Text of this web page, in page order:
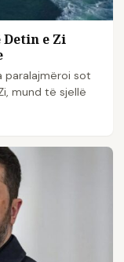
Detin e Zi
paralajmëroi sot
mund të sjellë